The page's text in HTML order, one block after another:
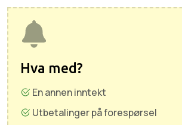
Hva med?
En annen inntekt
Utbetalinger på forespørsel